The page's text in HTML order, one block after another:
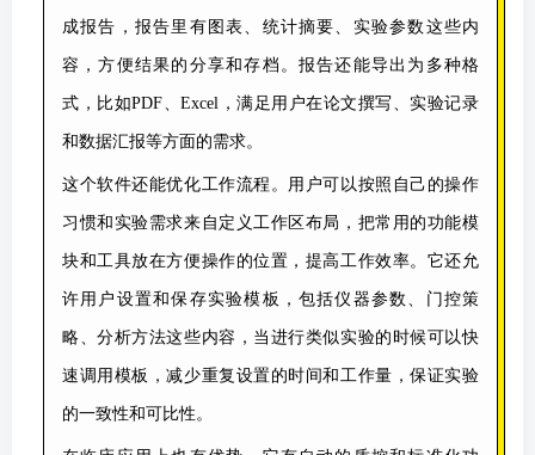
成报告，报告里有图表、统计摘要、实验参数这些内
容，方便结果的分享和存档。报告还能导出为多种格
式，比如PDF、Excel，满足用户在论文撰写、实验记录
和数据汇报等方面的需求。
这个软件还能优化工作流程。用户可以按照自己的操作
习惯和实验需求来自定义工作区布局，把常用的功能模
块和工具放在方便操作的位置，提高工作效率。它还允
许用户设置和保存实验模板，包括仪器参数、门控策
略、分析方法这些内容，当进行类似实验的时候可以快
速调用模板，减少重复设置的时间和工作量，保证实验
的一致性和可比性。